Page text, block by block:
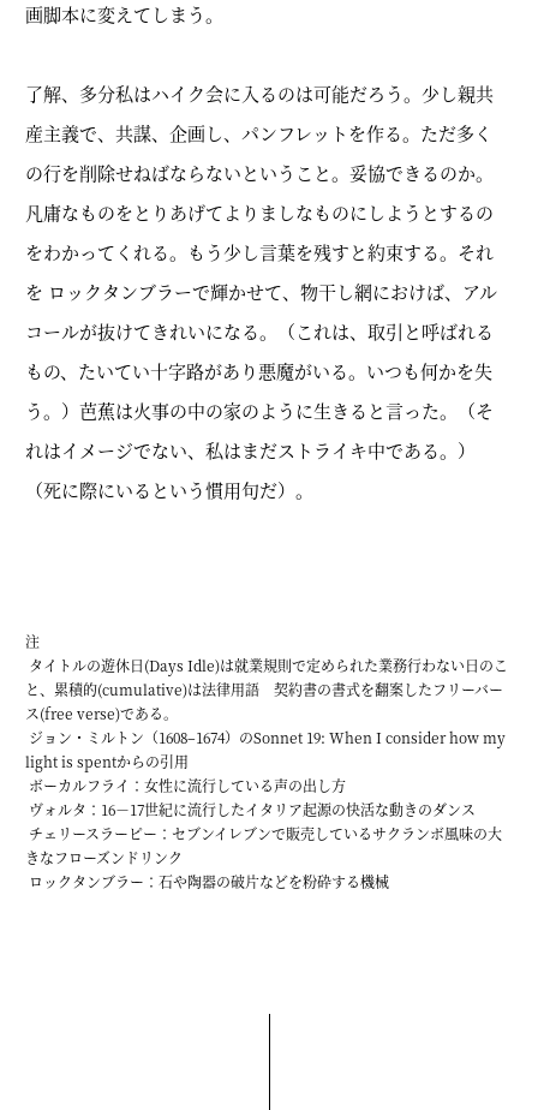
画脚本に変えてしまう。
了解、多分私はハイク会に入るのは可能だろう。少し親共
産主義で、共謀、企画し、パンフレットを作る。ただ多く
の行を削除せねばならないということ。妥協できるのか。
凡庸なものをとりあげてよりましなものにしようとするの
をわかってくれる。もう少し言葉を残すと約束する。それ
を ロックタンブラーで輝かせて、物干し網におけば、アル
コールが抜けてきれいになる。（これは、取引と呼ばれる
もの、たいてい十字路があり悪魔がいる。いつも何かを失
う。）芭蕉は火事の中の家のように生きると言った。（そ
れはイメージでない、私はまだストライキ中である。）
（死に際にいるという慣用句だ）。
注
タイトルの遊休日(Days Idle)は就業規則で定められた業務行わない日のこ
と、累積的(cumulative)は法律用語 契約書の書式を翻案したフリーバー
ス(free verse)である。
ジョン・ミルトン（1608–1674）のSonnet 19: When I consider how my
light is spentからの引用
ボーカルフライ：女性に流行している声の出し方
ヴォルタ：16－17世紀に流行したイタリア起源の快活な動きのダンス
チェリースラーピー：セブンイレブンで販売しているサクランボ風味の大
きなフローズンドリンク
ロックタンブラー：石や陶器の破片などを粉砕する機械